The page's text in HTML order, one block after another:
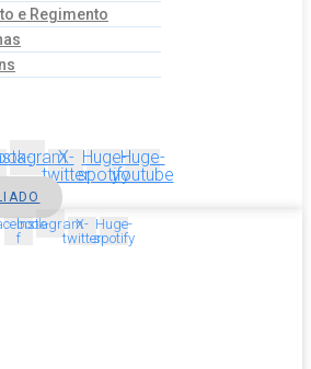
e Regimento
X-
twitter
Huge-
spotify
Huge-
youtube
f
InstagramX-
twitter
Huge-
spotify